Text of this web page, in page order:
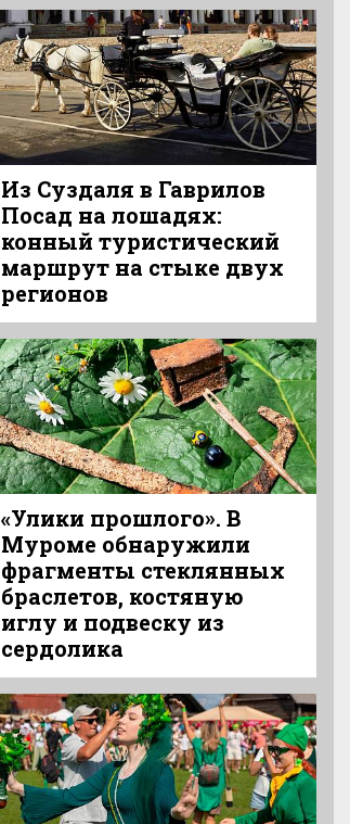
Из Суздаля в Гаврилов
Посад на лошадях:
конный туристический
маршрут на стыке двух
регионов
«Улики прошлого». В
Муроме обнаружили
фрагменты стеклянных
браслетов, костяную
иглу и подвеску из
сердолика